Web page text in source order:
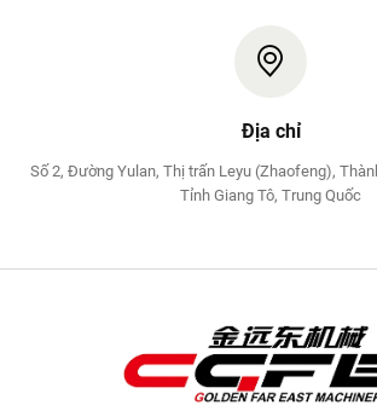
Địa chỉ
Số 2, Đường Yulan, Thị trấn Leyu (Zhaofeng),
Tỉnh Giang Tô, Trung Quốc